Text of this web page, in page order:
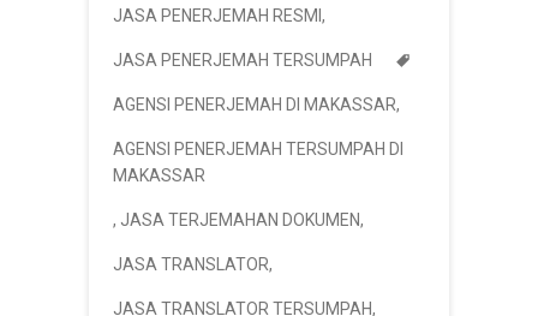
JASA PENERJEMAH RESMI ,
JASA PENERJEMAH TERSUMPAH
AGENSI PENERJEMAH DI MAKASSAR,
AGENSI PENERJEMAH TERSUMPAH DI
MAKASSAR
, JASA TERJEMAHAN DOKUMEN,
JASA TRANSLATOR,
JASA TRANSLATOR TERSUMPAH,